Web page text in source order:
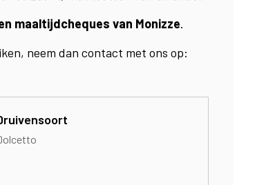
maaltijdcheques van Monizze.
neem dan contact met ons op: